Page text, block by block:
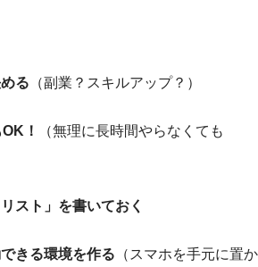
る （副業？スキルアップ？）
！
（無理に長時間やらなくても
スト」を書いておく
きる環境を作る （スマホを手元に置か